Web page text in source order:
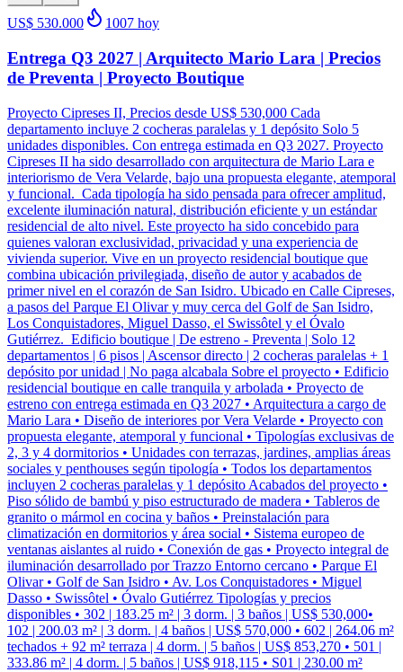
US$ 530.000 1007 hoy
Entrega Q3 2027 | Arquitecto Mario Lara | Precios
de Preventa | Proyecto Boutique
Proyecto Cipreses II, Precios desde US$ 530,000 Cada
departamento incluye 2 cocheras paralelas y 1 depósito Solo 5
unidades disponibles. Con entrega estimada en Q3 2027. Proyecto
Cipreses II ha sido desarrollado con arquitectura de Mario Lara e
interiorismo de Vera Velarde, bajo una propuesta elegante, atemporal
y funcional. Cada tipología ha sido pensada para ofrecer amplitud,
excelente iluminación natural, distribución eficiente y un estándar
residencial de alto nivel. Este proyecto ha sido concebido para
quienes valoran exclusividad, privacidad y una experiencia de
vivienda superior. Vive en un proyecto residencial boutique que
combina ubicación privilegiada, diseño de autor y acabados de
primer nivel en el corazón de San Isidro. Ubicado en Calle Cipreses,
a pasos del Parque El Olivar y muy cerca del Golf de San Isidro,
Los Conquistadores, Miguel Dasso, el Swissôtel y el Óvalo
Gutiérrez. Edificio boutique | De estreno - Preventa | Solo 12
departamentos | 6 pisos | Ascensor directo | 2 cocheras paralelas + 1
depósito por unidad | No paga alcabala Sobre el proyecto • Edificio
residencial boutique en calle tranquila y arbolada • Proyecto de
estreno con entrega estimada en Q3 2027 • Arquitectura a cargo de
Mario Lara • Diseño de interiores por Vera Velarde • Proyecto con
propuesta elegante, atemporal y funcional • Tipologías exclusivas de
2, 3 y 4 dormitorios • Unidades con terrazas, jardines, amplias áreas
sociales y penthouses según tipología • Todos los departamentos
incluyen 2 cocheras paralelas y 1 depósito Acabados del proyecto •
Piso sólido de bambú y piso estructurado de madera • Tableros de
granito o mármol en cocina y baños • Preinstalación para
climatización en dormitorios y área social • Sistema europeo de
ventanas aislantes al ruido • Conexión de gas • Proyecto integral de
iluminación desarrollado por Trazzo Entorno cercano • Parque El
Olivar • Golf de San Isidro • Av. Los Conquistadores • Miguel
Dasso • Swissôtel • Óvalo Gutiérrez Tipologías y precios
disponibles • 302 | 183.25 m² | 3 dorm. | 3 baños | US$ 530,000•
102 | 200.03 m² | 3 dorm. | 4 baños | US$ 570,000 • 602 | 264.06 m²
techados + 92 m² terraza | 4 dorm. | 5 baños | US$ 853,270 • 501 |
333.86 m² | 4 dorm. | 5 baños | US$ 918,115 • S01 | 230.00 m²